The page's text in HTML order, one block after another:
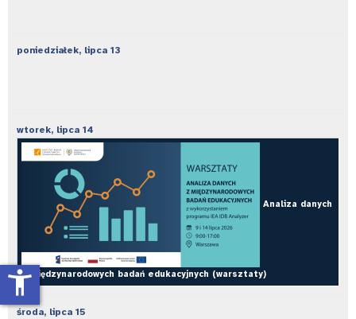
poniedziałek, lipca 13
wtorek, lipca 14
Analiza danych
z międzynarodowych badań edukacyjnych (warsztaty)
środa, lipca 15
accessibility_new